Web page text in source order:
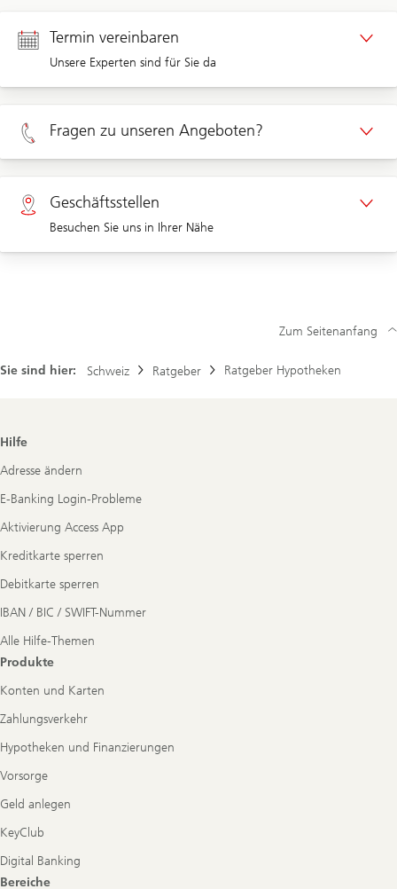
Termin vereinbaren
Unsere Experten sind für Sie da
Termin Privatkunden
Termin Unternehmenskunden
Fragen zu unseren Angeboten?
Privatkunden 0800 002 557
Unternehmen 0844 853 002
Geschäftsstellen
Besuchen Sie uns in Ihrer Nähe
Sie sind hier: Schweiz Ratgeber Ratgeber Hypotheken
Zum Seitenanfang
Footer
Hilfe
Adresse ändern
E-Banking Login-Probleme
Aktivierung Access App
Kreditkarte sperren
Debitkarte sperren
IBAN / BIC / SWIFT-Nummer
Alle Hilfe-Themen
Produkte
Konten und Karten
Zahlungsverkehr
Hypotheken und Finanzierungen
Vorsorge
Geld anlegen
KeyClub
Digital Banking
Bereiche